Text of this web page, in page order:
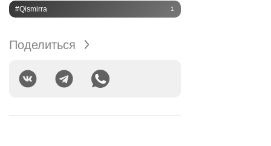
#Qismirra 1
Поделиться